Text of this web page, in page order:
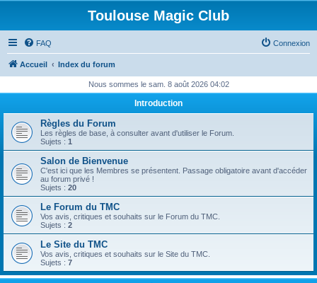
Toulouse Magic Club
FAQ Connexion
Accueil Index du forum
Nous sommes le sam. 8 août 2026 04:02
Introduction
Règles du Forum
Les règles de base, à consulter avant d'utiliser le Forum.
Sujets : 1
Salon de Bienvenue
C'est ici que les Membres se présentent. Passage obligatoire avant d'accéder
au forum privé !
Sujets : 20
Le Forum du TMC
Vos avis, critiques et souhaits sur le Forum du TMC.
Sujets : 2
Le Site du TMC
Vos avis, critiques et souhaits sur le Site du TMC.
Sujets : 7